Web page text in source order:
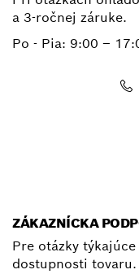
a 3-ročnej záruke.
Po - Pia: 9:00 –
ZÁKAZNÍCKA
Pre otázky
dostupnosti tovaru.